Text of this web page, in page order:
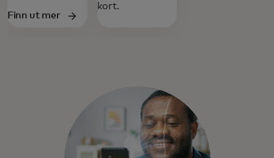
Finn ut mer
kort.